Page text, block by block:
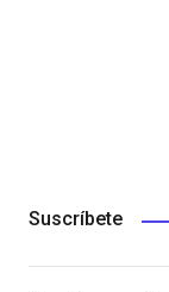
Suscríbete